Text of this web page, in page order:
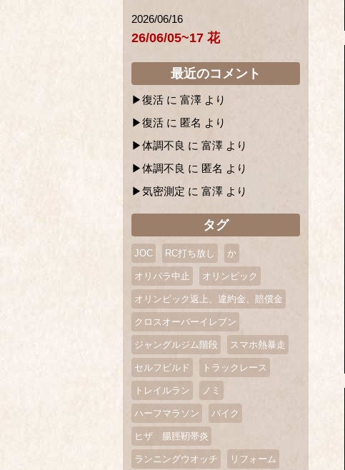
2026/06/16
26/06/05~17 花
最近のコメント
復活 に 富澤 より
復活 に 匿名 より
体調不良 に 富澤 より
体調不良 に 匿名 より
気密測定 に 富澤 より
タグ
JOC RC打ち放し か
オリパラ中止 オリンピック
オリンピック返上、違約金、賠償金
クロスオーバーイレブン
ジャングルジム階段 スマホ熱暴走
セルフビルド トラックレース
トレイルラン ノミ
ハーフマラソン バイク
ヒザ 腸脛靭帯炎
ランニングウオッチ リフォーム